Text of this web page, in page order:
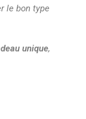
le bon type
unique,